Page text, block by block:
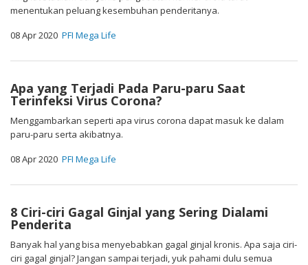
menentukan peluang kesembuhan penderitanya.
08 Apr 2020 PFI Mega Life
Apa yang Terjadi Pada Paru-paru Saat
Terinfeksi Virus Corona?
Menggambarkan seperti apa virus corona dapat masuk ke dalam
paru-paru serta akibatnya.
08 Apr 2020 PFI Mega Life
8 Ciri-ciri Gagal Ginjal yang Sering Dialami
Penderita
Banyak hal yang bisa menyebabkan gagal ginjal kronis. Apa saja ciri-
ciri gagal ginjal? Jangan sampai terjadi, yuk pahami dulu semua